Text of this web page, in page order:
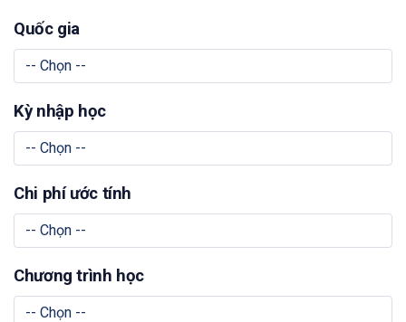
Quốc gia
Kỳ nhập học
Chi phí ước tính
Chương trình học